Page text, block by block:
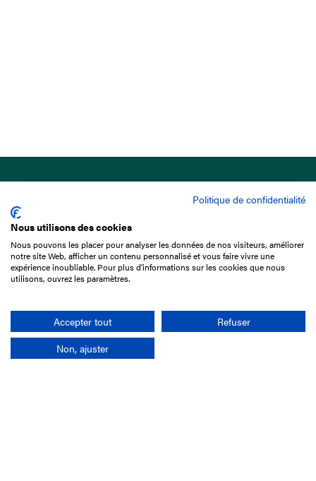
15 Boulevard de Douaumont
75017 Paris
+33 1 49 10 20 29
Politique de confidentialité
Nous utilisons des cookies
Nous pouvons les placer pour analyser les données de nos visiteurs, améliorer
notre site Web, afficher un contenu personnalisé et vous faire vivre une
expérience inoubliable. Pour plus d'informations sur les cookies que nous
utilisons, ouvrez les paramètres.
Accepter tout
Refuser
Non, ajuster